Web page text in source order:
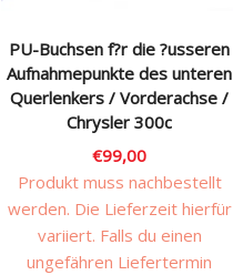
gewählt
werden
PU-Buchsen f?r die ?usseren
Aufnahmepunkte des unteren
Querlenkers / Vorderachse /
Chrysler 300c
€99,00
Produkt muss nachbestellt
werden. Die Lieferzeit hierfür
variiert. Falls du einen
ungefähren Liefertermin